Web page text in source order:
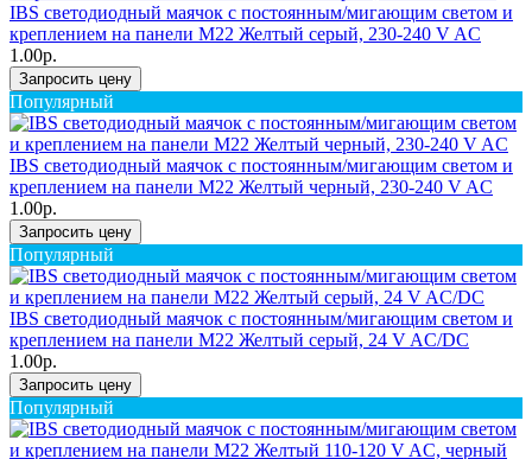
IBS светодиодный маячок с постоянным/мигающим светом и
креплением на панели M22 Желтый серый, 230-240 V AC
1.00р.
Запросить цену
Популярный
IBS светодиодный маячок с постоянным/мигающим светом и
креплением на панели M22 Желтый черный, 230-240 V AC
1.00р.
Запросить цену
Популярный
IBS светодиодный маячок с постоянным/мигающим светом и
креплением на панели M22 Желтый серый, 24 V AC/DC
1.00р.
Запросить цену
Популярный